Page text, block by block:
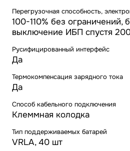
Перегрузочная способность,
100-110% без ограничений,
выключение ИБП спустя
Русифицированный интерфейс
Да
Термокомпенсация зарядного тока
Да
Способ кабельного подключения
Клеммная колодка
Тип поддерживаемых батарей
VRLA, 40 шт